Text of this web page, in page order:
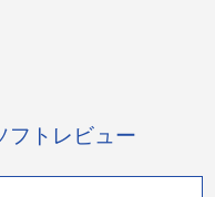
フトレビュー